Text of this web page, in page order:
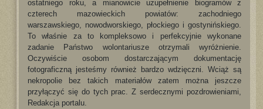
ostatniego roku, a mianowicie uzupełnienie biogramów z
czterech mazowieckich powiatów: zachodniego
warszawskiego, nowodworskiego, płockiego i gostynińskiego.
To właśnie za to kompleksowo i perfekcyjnie wykonane
zadanie Państwo wolontariusze otrzymali wyróżnienie.
Oczywiście osobom dostarczającym dokumentację
fotograficzną jesteśmy również bardzo wdzięczni. Wciąż są
nekropolie bez takich materiałów zatem można jeszcze
przyłączyć się do tych prac. Z serdecznymi pozdrowieniami,
Redakcja portalu.